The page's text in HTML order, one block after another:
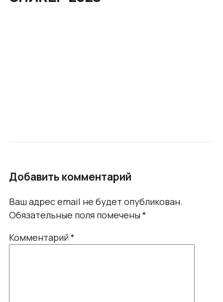
Добавить комментарий
Ваш адрес email не будет опубликован.
Обязательные поля помечены*
Комментарий*